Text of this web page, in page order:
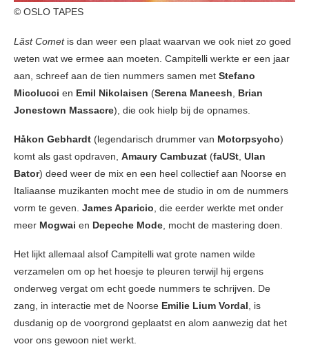
© OSLO TAPES
Lăst Comet is dan weer een plaat waarvan we ook niet zo goed
weten wat we ermee aan moeten. Campitelli werkte er een jaar
aan, schreef aan de tien nummers samen met Stefano
Micolucci en Emil Nikolaisen (Serena Maneesh, Brian
Jonestown Massacre), die ook hielp bij de opnames.
Håkon Gebhardt (legendarisch drummer van Motorpsycho)
komt als gast opdraven, Amaury Cambuzat (faUSt, Ulan
Bator) deed weer de mix en een heel collectief aan Noorse en
Italiaanse muzikanten mocht mee de studio in om de nummers
vorm te geven. James Aparicio, die eerder werkte met onder
meer Mogwai en Depeche Mode, mocht de mastering doen.
Het lijkt allemaal alsof Campitelli wat grote namen wilde
verzamelen om op het hoesje te pleuren terwijl hij ergens
onderweg vergat om echt goede nummers te schrijven. De
zang, in interactie met de Noorse Emilie Lium Vordal, is
dusdanig op de voorgrond geplaatst en alom aanwezig dat het
voor ons gewoon niet werkt.